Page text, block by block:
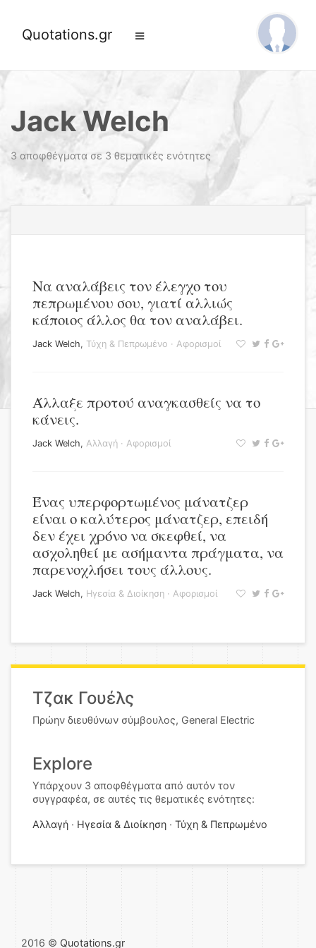
Quotations.gr
Jack Welch
3 αποφθέγματα σε 3 θεματικές ενότητες
Να αναλάβεις τον έλεγχο του
πεπρωμένου σου, γιατί αλλιώς
κάποιος άλλος θα τον αναλάβει.
Jack Welch, Τύχη & Πεπρωμένο · Αφορισμοί
Άλλαξε προτού αναγκασθείς να το
κάνεις.
Jack Welch, Αλλαγή · Αφορισμοί
Ένας υπερφορτωμένος μάνατζερ
είναι ο καλύτερος μάνατζερ, επειδή
δεν έχει χρόνο να σκεφθεί, να
ασχοληθεί με ασήμαντα πράγματα, να
παρενοχλήσει τους άλλους.
Jack Welch, Ηγεσία & Διοίκηση · Αφορισμοί
Τζακ Γουέλς
Πρώην διευθύνων σύμβουλος, General Electric
Explore
Υπάρχουν 3 αποφθέγματα από αυτόν τον
συγγραφέα, σε αυτές τις θεματικές ενότητες:
Αλλαγή Ηγεσία & Διοίκηση Τύχη & Πεπρωμένο
2016 © Quotations.gr